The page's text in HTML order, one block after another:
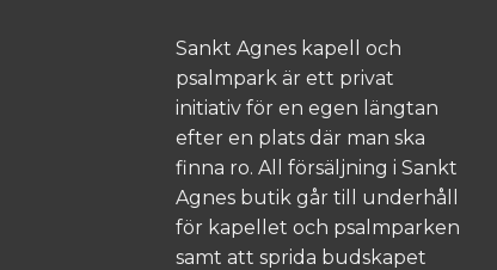
Sankt Agnes kapell och
psalmpark är ett privat
initiativ för en egen längtan
efter en plats där man ska
finna ro. All försäljning i Sankt
Agnes butik går till underhåll
för kapellet och psalmparken
samt att sprida budskapet